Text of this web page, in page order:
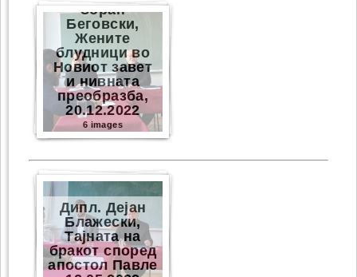
Зоран
Беговски,
Жените
блудници во
Новиот завет
и нивната
преобразба,
20.12.2022
6 images
Дипл. Дејан
Блажески,
Тајната на
бракот според
апостол Павле